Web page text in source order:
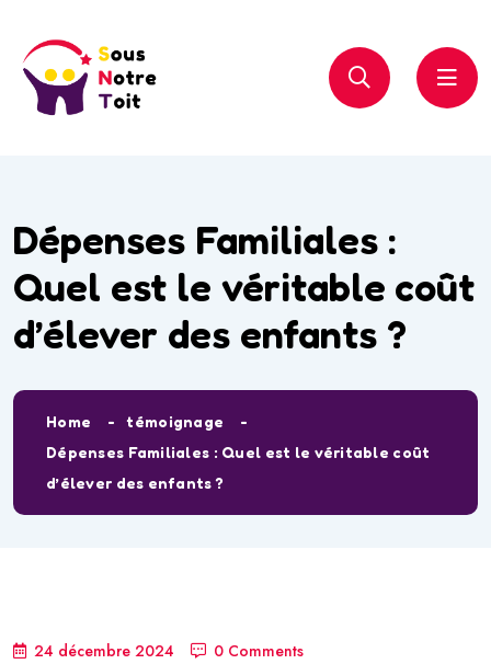
Dépenses Familiales :
Quel est le véritable coût
d’élever des enfants ?
Home
témoignage
Dépenses Familiales : Quel est le véritable coût
d’élever des enfants ?
24 décembre 2024 0 Comments